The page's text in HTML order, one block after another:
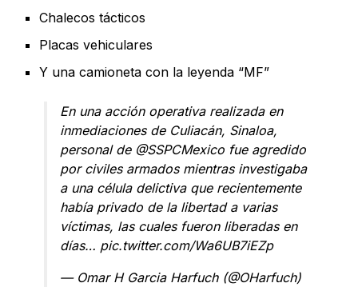
Chalecos tácticos
Placas vehiculares
Y una camioneta con la leyenda “MF”
En una acción operativa realizada en
inmediaciones de Culiacán, Sinaloa,
personal de @SSPCMexico fue agredido
por civiles armados mientras investigaba
a una célula delictiva que recientemente
había privado de la libertad a varias
víctimas, las cuales fueron liberadas en
días… pic.twitter.com/Wa6UB7iEZp
— Omar H Garcia Harfuch (@OHarfuch)